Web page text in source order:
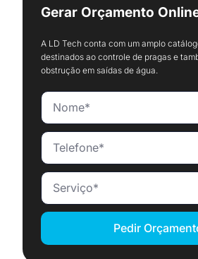
Gerar Orçamento
A LD Tech conta com um amplo
destinados ao controle de pragas e
obstrução em saídas de água.
Pedir